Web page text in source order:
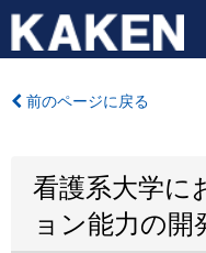
前のページに戻る
看護系大学に
ョン能力の開